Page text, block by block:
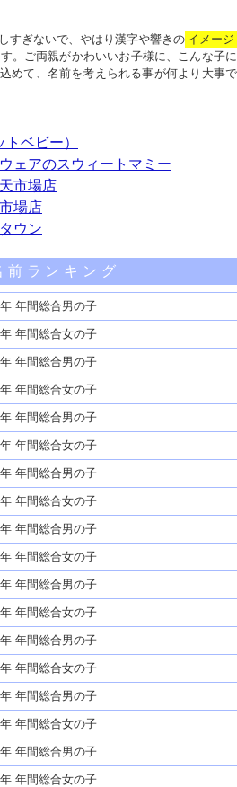
すぎないで、やはり漢字や響きの イメージ
。ご両親がかわいいお子様に、こんな子に
めて、名前を考えられる事が何より大事で
ベビー）
ェアのスウィートマミー
市場店
場店
ウン
前ランキング
年間総合男の子
年間総合女の子
年間総合男の子
年間総合女の子
年間総合男の子
年間総合女の子
年間総合男の子
年間総合女の子
年間総合男の子
年間総合女の子
年間総合男の子
年間総合女の子
年間総合男の子
年間総合女の子
年間総合男の子
年間総合女の子
年間総合男の子
年間総合女の子